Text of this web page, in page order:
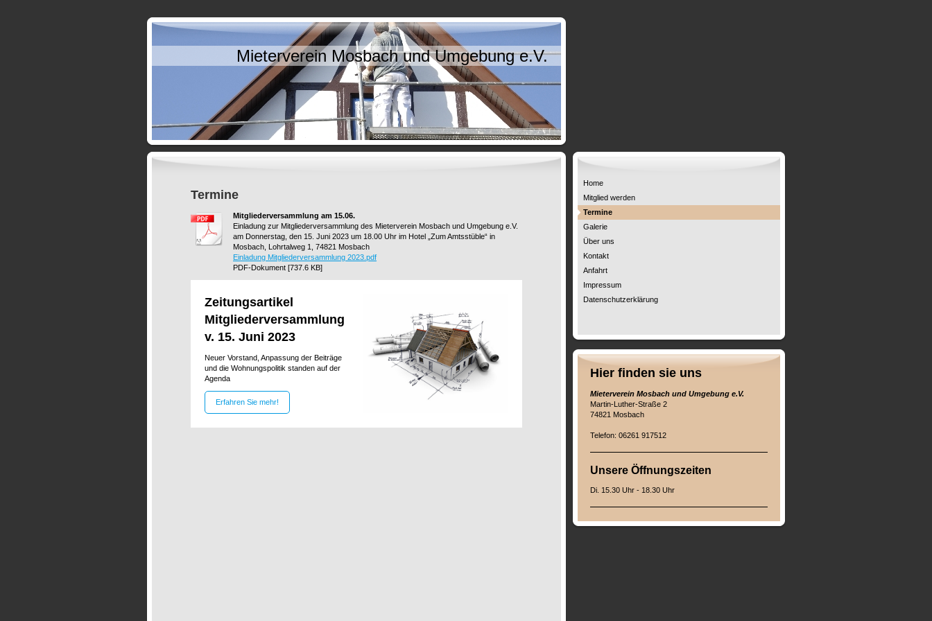
Mieterverein Mosbach und Umgebung e.V.
Termine
Mitgliederversammlung am 15.06.
Einladung zur Mitgliederversammlung des Mieterverein Mosbach und Umgebung e.V.
am Donnerstag, den 15. Juni 2023 um 18.00 Uhr im Hotel „Zum Amtsstüble“ in
Mosbach, Lohrtalweg 1, 74821 Mosbach
Einladung Mitgliederversammlung 2023.pdf
PDF-Dokument [737.6 KB]
Zeitungsartikel
Mitgliederversammlung
v. 15. Juni 2023
Neuer Vorstand, Anpassung der Beiträge
und die Wohnungspolitik standen auf der
Agenda
Erfahren Sie mehr!
Home
Mitglied werden
Termine
Galerie
Über uns
Kontakt
Anfahrt
Impressum
Datenschutzerklärung
Hier finden sie uns
Mieterverein Mosbach und Umgebung e.V.
Martin-Luther-Straße 2
74821 Mosbach
Telefon: 06261 917512
Unsere Öffnungszeiten
Di. 15.30 Uhr - 18.30 Uhr